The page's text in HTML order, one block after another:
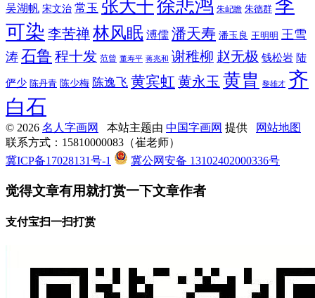
吴湖帆 宋文治 常玉 张大千徐悲鸿 朱屺瞻 朱德群 李
可染 李苦禅林风眠 溥儒 潘天寿 潘玉良 王明明 王雪
涛 石鲁 程十发 范曾 董寿平 蒋兆和 谢稚柳 赵无极 钱松岩 陆
俨少 陈丹青 陈少梅 陈逸飞 黄宾虹 黄永玉 黄胄 黎雄才 齐
白石
© 2026 名人字画网 本站主题由 中国字画网 提供
网站地图
联系方式：15810000083（崔老师）
冀ICP备17028131号-1
冀公网安备 13102402000336号
觉得文章有用就打赏一下文章作者
支付宝扫一扫打赏